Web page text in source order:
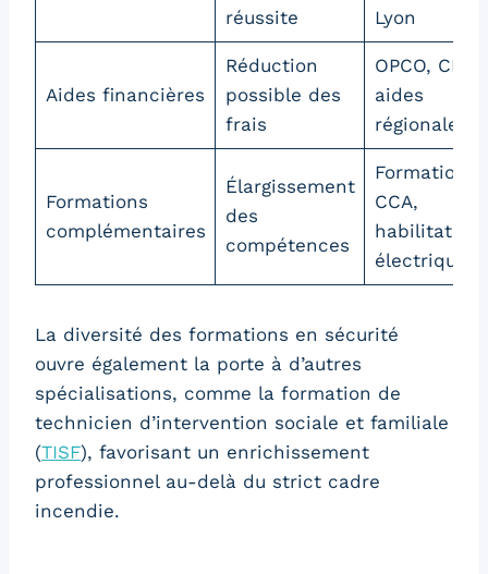
réussite
Lyon
Aides financières
Réduction
possible des
frais
OPCO, CPF,
aides
régionales
Formations
complémentaires
Élargissement
des
compétences
Formation
CCA,
habilitation
électrique
La diversité des formations en sécurité
ouvre également la porte à d’autres
spécialisations, comme la formation de
technicien d’intervention sociale et familiale
(TISF), favorisant un enrichissement
professionnel au-delà du strict cadre
incendie.